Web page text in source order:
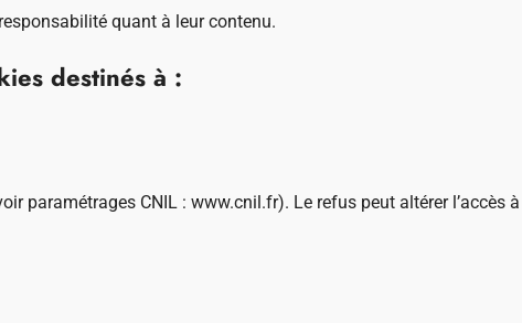
quant à leur contenu.
destinés à :
paramétrages CNIL : www.cnil.fr). Le refus peut altérer l’accès